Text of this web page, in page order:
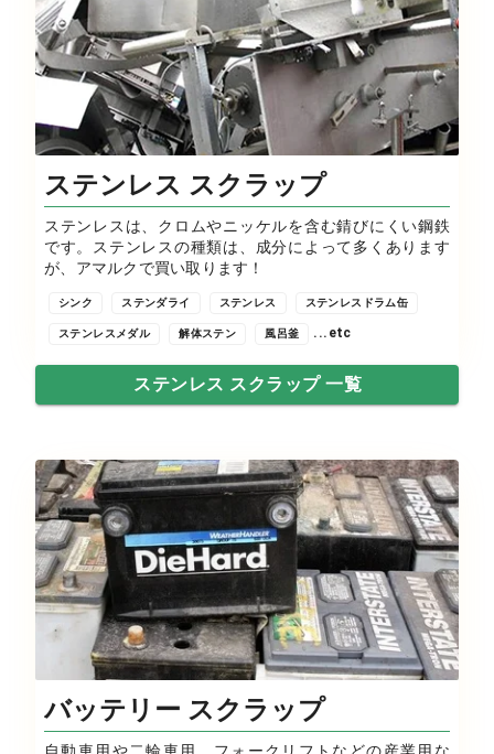
ステンレス スクラップ
ステンレスは、クロムやニッケルを含む錆びにくい鋼鉄
です。ステンレスの種類は、成分によって多くあります
が、アマルクで買い取ります！
シンク ステンダライ ステンレス ステンレスドラム缶
ステンレスメダル 解体ステン 風呂釜 ...etc
ステンレス スクラップ 一覧
バッテリー スクラップ
自動車用や二輪車用、フォークリフトなどの産業用な